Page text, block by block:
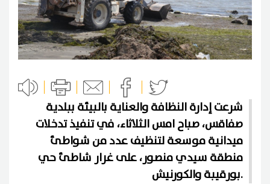
شرعت إدارة النظافة والعناية بالبيئة ببلدية
صفاقس، صباح امس الثلاثاء، في تنفيذ تدخلات
ميدانية موسعة لتنظيف عدد من شواطئ
منطقة سيدي منصور، على غرار شاطئ حي
بورقيبة والكورنيش.